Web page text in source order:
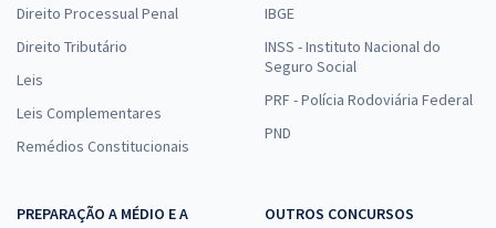
Direito Processual Penal
Direito Tributário
Leis
Leis Complementares
Remédios Constitucionais
IBGE
INSS - Instituto Nacional do
Seguro Social
PRF - Polícia Rodoviária Federal
PND
PREPARAÇÃO A MÉDIO E A
OUTROS CONCURSOS